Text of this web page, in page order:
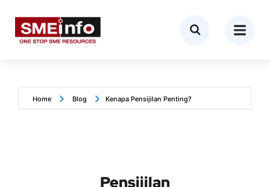
Home Blog Kenapa Pensijilan Penting?
Pensijilan